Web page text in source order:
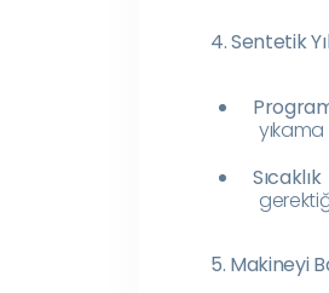
4. Sentetik
5. Makineyi